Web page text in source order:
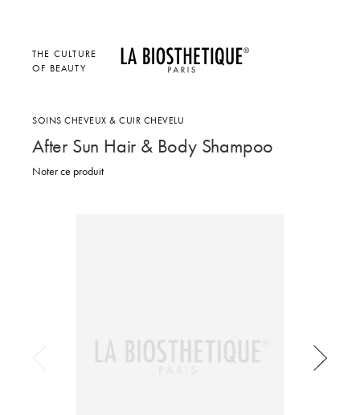
THE CULTURE
OF BEAUTY
SOINS CHEVEUX & CUIR CHEVELU
After Sun Hair & Body Shampoo
Noter ce produit